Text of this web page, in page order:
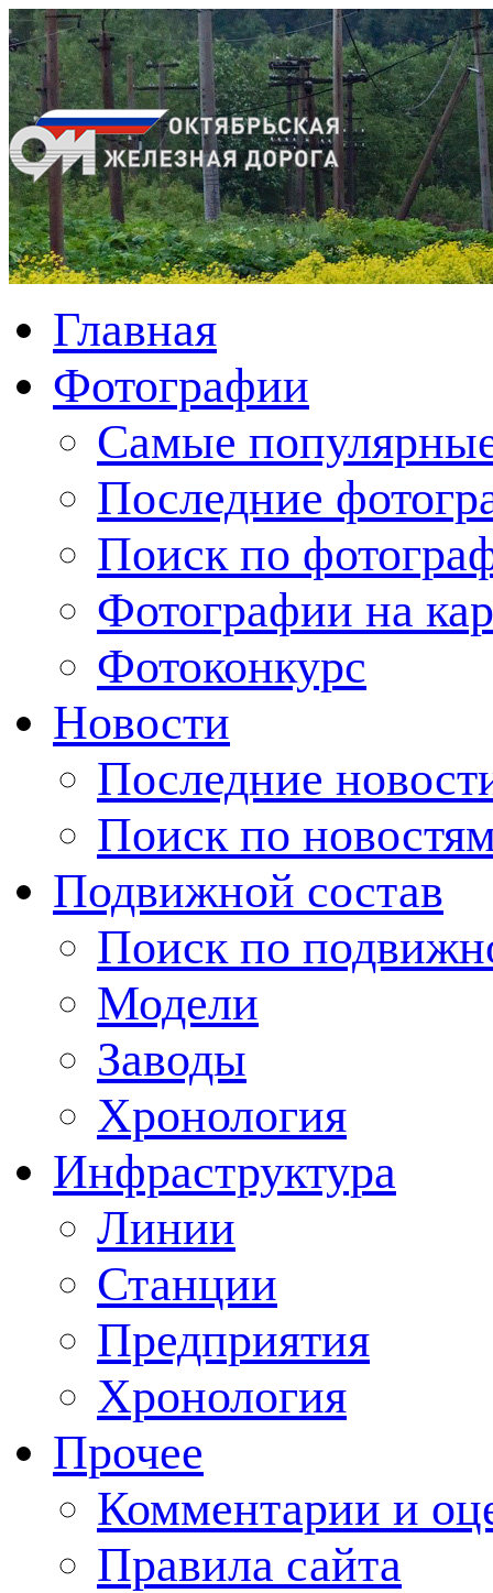
Главная
Фотографии
Cамые
Последние
Поиск по
Фотографии на
Фотоконкурс
Новости
Последние
Поиск по
Подвижной состав
Поиск по
Модели
Заводы
Хронология
Инфраструктура
Линии
Станции
Предприятия
Хронология
Прочее
Комментарии и
Правила сайта